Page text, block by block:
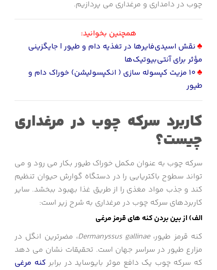
چوب در دامداری و مرغداری می پردازیم.
همچنین بخوانید:
♣نقش اسیدی‌فایرها در تغذیه دام و طیور | جایگزینی
مؤثر برای آنتی‌بیوتیک‌ها
♣
10 مزیت کپسوله سازی ( انکپسولیشن) خوراک دام و
طیور
کاربرد سرکه چوب در مرغداری
چیست؟
سرکه چوب به عنوان مکمل خوراک طیور بکار می رود و می
تواند سطوح باکتریایی را در دستگاه گوارش حیوان تنظیم
کند و جذب مواد مغذی را از طریق غذا بهبود ببخشد. سایر
کاربردهای سرکه چوب در مرغداری به شرح زیر است:
الف) از بین بردن کنه های قرمز مرغی
کنه قرمز طیور،Dermanyssus gallinae، مضرترین انگل در
مزارع طیور در سراسر جهان است. تحقیقات نشان می دهد
که سرکه چوب یک دافع موثر بایوساید در برابر کنه مرغی